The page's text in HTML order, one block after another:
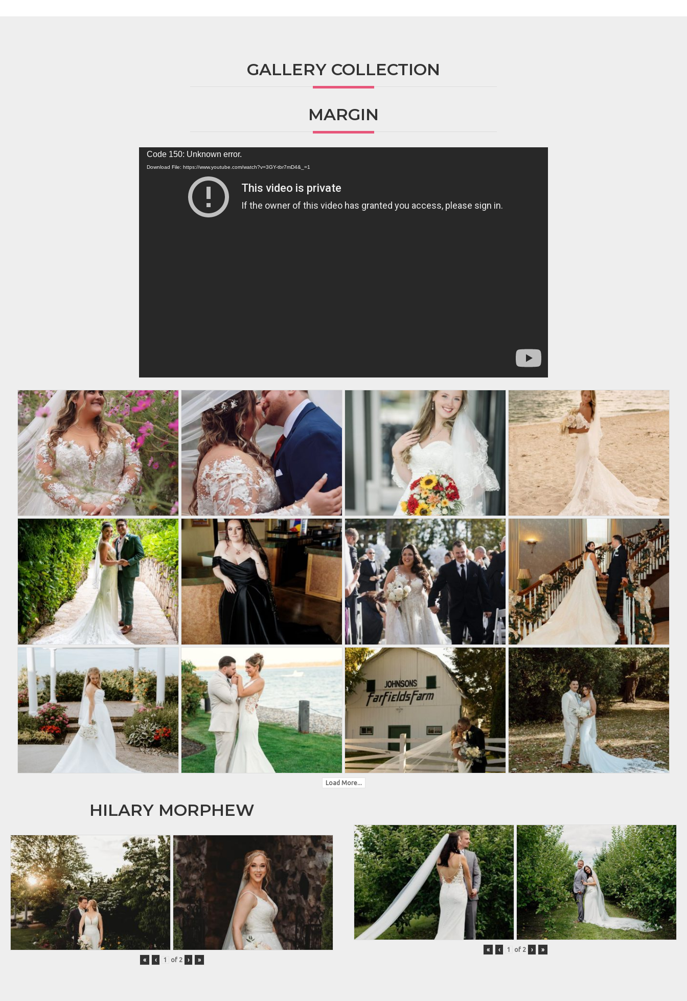
GALLERY COLLECTION
MARGIN
Video
Player
Code 150: Unknown error.
Download File: https://www.youtube.com/watch?v=3GY-tbr7mD4&_=1
Load More...
HILARY MORPHEW
« ‹ of 2 › »
« ‹ of 2 › »